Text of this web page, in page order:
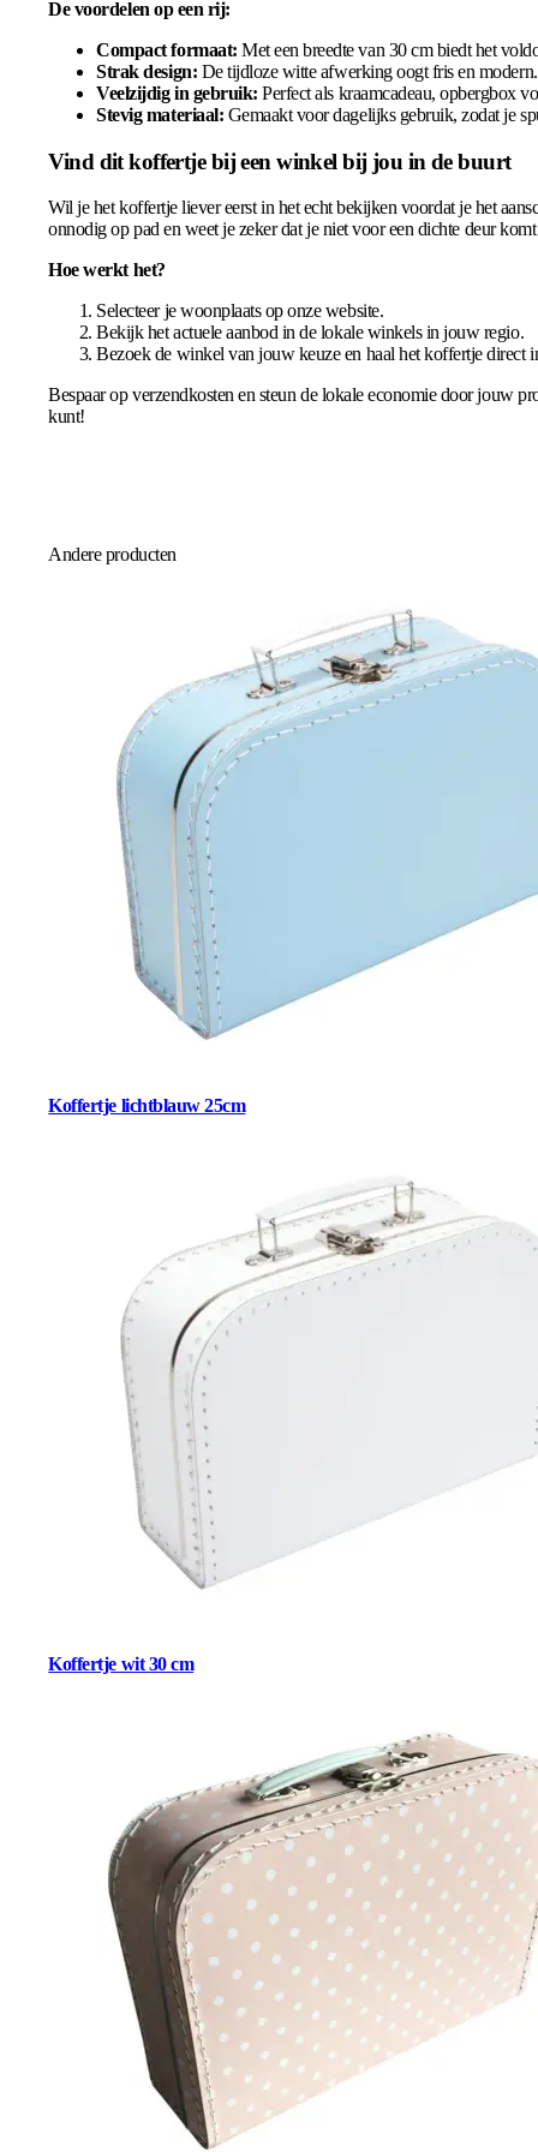
De voordelen op een rij:
Compact formaat: Met een breedte van 30 cm biedt het
Strak design: De tijdloze witte afwerking oogt fris en modern.
Veelzijdig in gebruik: Perfect als kraamcadeau, opbergbox
Stevig materiaal: Gemaakt voor dagelijks gebruik, zodat je
Vind dit koffertje bij een winkel bij jou in de buurt
Wil je het koffertje liever eerst in het echt bekijken voordat je het
onnodig op pad en weet je zeker dat je niet voor een dichte deur komt
Hoe werkt het?
Selecteer je woonplaats op onze website.
Bekijk het actuele aanbod in de lokale winkels in jouw regio.
Bezoek de winkel van jouw keuze en haal het koffertje direct
Bespaar op verzendkosten en steun de lokale economie door jouw
kunt!
Andere producten
Koffertje lichtblauw 25cm
Koffertje wit 30 cm